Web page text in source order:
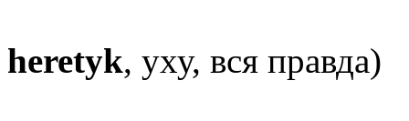
heretyk, уху, вся правда)